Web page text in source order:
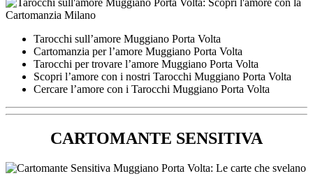
Tarocchi sull’amore Muggiano Porta Volta
Cartomanzia per l’amore Muggiano Porta Volta
Tarocchi per trovare l’amore Muggiano Porta Volta
Scopri l’amore con i nostri Tarocchi Muggiano Porta Volta
Cercare l’amore con i Tarocchi Muggiano Porta Volta
CARTOMANTE SENSITIVA